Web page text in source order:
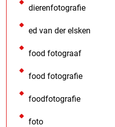
dierenfotografie
ed van der elsken
food fotograaf
food fotografie
foodfotografie
foto